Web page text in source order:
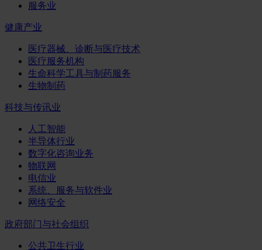
服务业
健康产业
医疗器械、诊断与医疗技术
医疗服务机构
生命科学工具与制药服务
生物制药
科技与传讯业
人工智能
半导体行业
数字化咨询业务
物联网
电信业
系统、服务与软件业
网络安全
政府部门与社会组织
公共卫生行业